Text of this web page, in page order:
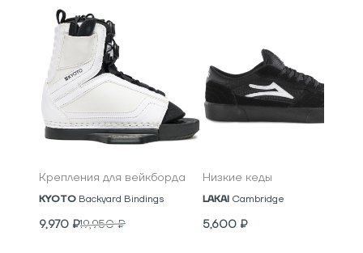
Крепления для вейкборда
KYOTO Backyard Bindings
9,970 ₽19,950₽
Низкие кеды
LAKAI Cambridge
5,600 ₽